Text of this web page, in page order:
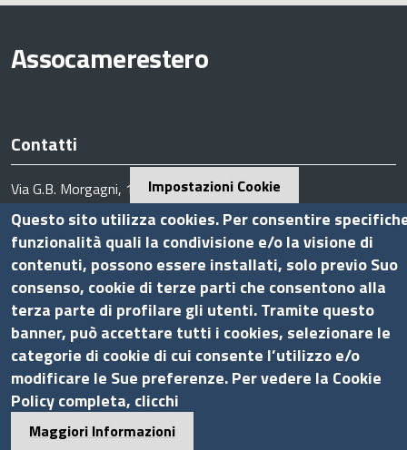
Assocamerestero
Contatti
Via G.B. Morgagni, 13 - 00161 Roma
Tel.: +39 06 44231314
P.Iva 01898631005
C.F. 07888290587
Pecinfo.assocamerestero@legalmail.it
info@assocamerestero.it
dpo@assocamerestero.it
Seguici su
Impostazioni Cookie
Questo sito utilizza cookies. Per consentire
funzionalità quali la condivisione e/o la visione di
contenuti, possono essere installati, solo previo Suo
consenso, cookie di terze parti che consentono alla
terza parte di profilare gli utenti. Tramite questo
banner, può accettare tutti i cookies, selezionare le
categorie di cookie di cui consente l’utilizzo e/o
modificare le Sue preferenze. Per vedere la Cookie
Policy completa, clicchi
Maggiori Informazioni